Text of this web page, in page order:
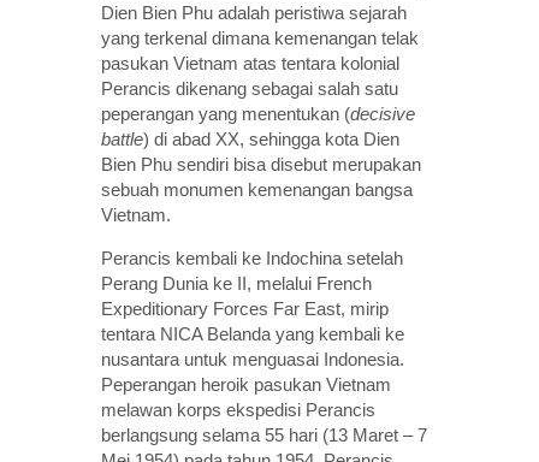
Dien Bien Phu adalah peristiwa sejarah
yang terkenal dimana kemenangan telak
pasukan Vietnam atas tentara kolonial
Perancis dikenang sebagai salah satu
peperangan yang menentukan (decisive
battle) di abad XX, sehingga kota Dien
Bien Phu sendiri bisa disebut merupakan
sebuah monumen kemenangan bangsa
Vietnam.
Perancis kembali ke Indochina setelah
Perang Dunia ke II, melalui French
Expeditionary Forces Far East, mirip
tentara NICA Belanda yang kembali ke
nusantara untuk menguasai Indonesia.
Peperangan heroik pasukan Vietnam
melawan korps ekspedisi Perancis
berlangsung selama 55 hari (13 Maret – 7